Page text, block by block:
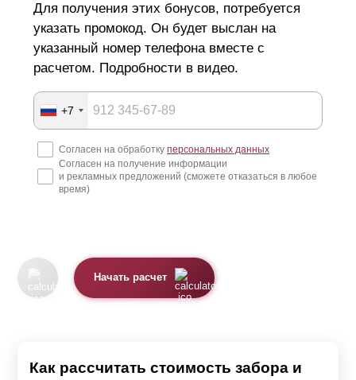
Для получения этих бонусов, потребуется
указать промокод. Он будет выслан на
указанный номер телефона вместе с
расчетом. Подробности в видео.
+7
Согласен на обработку персональных данных
Согласен на получение информации
и рекламных предложений (сможете отказаться в любое
время)
Начать расчет
Как рассчитать стоимость забора и